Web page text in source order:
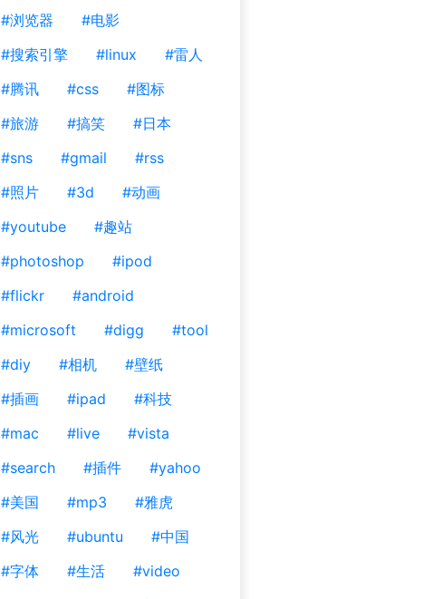
#浏览器
#电影
#搜索引擎
#linux
#雷人
#腾讯
#css
#图标
#旅游
#搞笑
#日本
#sns
#gmail
#rss
#照片
#3d
#动画
#youtube
#趣站
#photoshop
#ipod
#flickr
#android
#microsoft
#digg
#tool
#diy
#相机
#壁纸
#插画
#ipad
#科技
#mac
#live
#vista
#search
#插件
#yahoo
#美国
#mp3
#雅虎
#风光
#ubuntu
#中国
#字体
#生活
#video